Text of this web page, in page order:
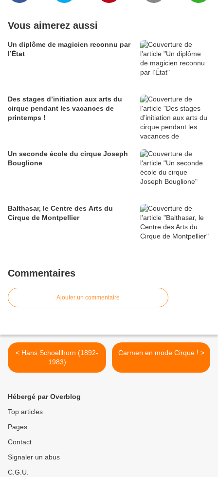
Vous aimerez aussi
Un diplôme de magicien reconnu par
l’État
Des stages d’initiation aux arts du
cirque pendant les vacances de
printemps !
Un seconde école du cirque Joseph
Bouglione
Balthasar, le Centre des Arts du
Cirque de Montpellier
Commentaires
Ajouter un commentaire
< Hans Schoellhorn (1892-
1983)
Carmen en mode Cirque ! >
Hébergé par Overblog
Top articles
Pages
Contact
Signaler un abus
C.G.U.